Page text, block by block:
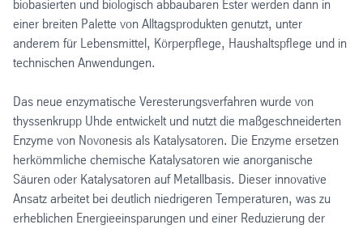
biobasierten und biologisch abbaubaren Ester werden dann in
einer breiten Palette von Alltagsprodukten genutzt, unter
anderem für Lebensmittel, Körperpflege, Haushaltspflege und in
technischen Anwendungen.
Das neue enzymatische Veresterungsverfahren wurde von
thyssenkrupp Uhde entwickelt und nutzt die maßgeschneiderten
Enzyme von Novonesis als Katalysatoren. Die Enzyme ersetzen
herkömmliche chemische Katalysatoren wie anorganische
Säuren oder Katalysatoren auf Metallbasis. Dieser innovative
Ansatz arbeitet bei deutlich niedrigeren Temperaturen, was zu
erheblichen Energieeinsparungen und einer Reduzierung der